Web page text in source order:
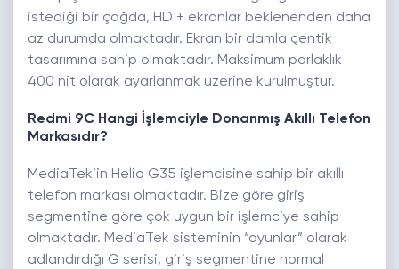
istediği bir çağda, HD + ekranlar beklenenden daha
az durumda olmaktadır. Ekran bir damla çentik
tasarımına sahip olmaktadır. Maksimum parlaklık
400 nit olarak ayarlanmak üzerine kurulmuştur.
Redmi 9C Hangi İşlemciyle Donanmış Akıllı Telefon
Markasıdır?
MediaTek’in Helio G35 işlemcisine sahip bir akıllı
telefon markası olmaktadır. Bize göre giriş
segmentine göre çok uygun bir işlemciye sahip
olmaktadır. MediaTek sisteminin “oyunlar” olarak
adlandırdığı G serisi, giriş segmentine normal